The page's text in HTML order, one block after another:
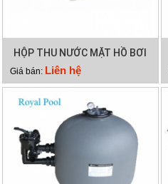
HỘP THU NƯỚC MẶT HỒ BƠI
EMAUX EM0010
Giá bán: Liên hệ